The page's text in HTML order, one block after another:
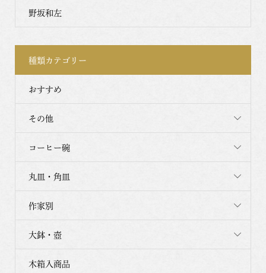
野坂和左
種類カテゴリー
おすすめ
その他
コーヒー碗
丸皿・角皿
作家別
大鉢・壺
木箱入商品